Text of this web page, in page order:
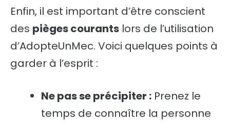
Enfin, il est important d’être conscient
des pièges courants lors de l’utilisation
d’AdopteUnMec. Voici quelques points à
garder à l’esprit :
Ne pas se précipiter : Prenez le
temps de connaître la personne